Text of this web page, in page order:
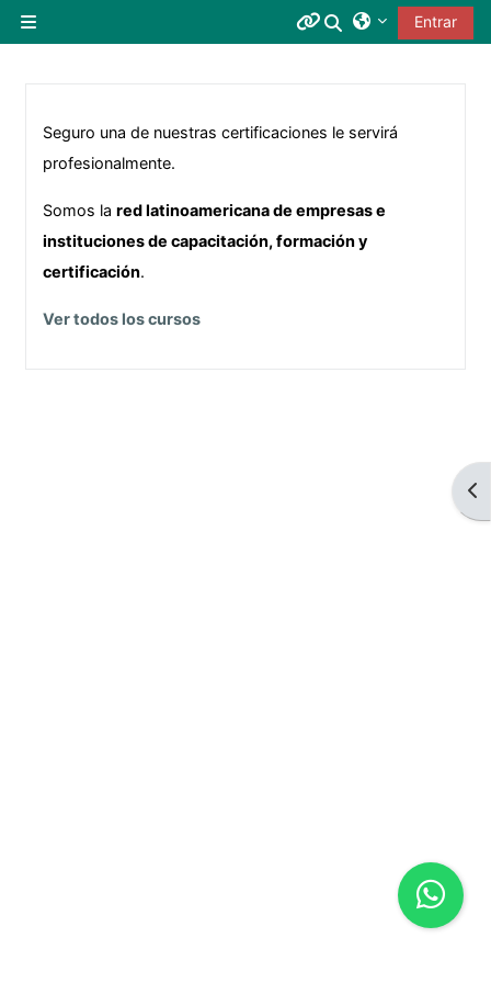
Panel lateralMenú 1
Verificar certificado
Selector de
Entrar
Seguro una de nuestras certificaciones le servirá
profesionalmente.
Somos la red latinoamericana de empresas e
instituciones de capacitación, formación y
certificación.
Ver todos los cursos